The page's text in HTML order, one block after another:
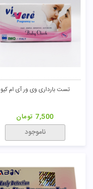
تست بارداری وی ور آی ام کیو
7,500 تومان
ناموجود